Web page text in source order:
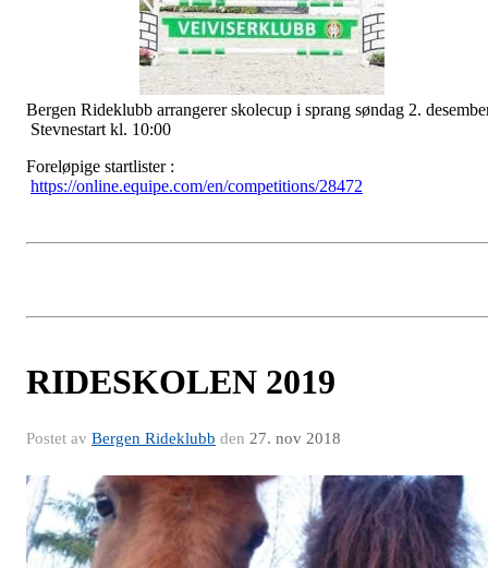
Bergen Rideklubb arrangerer skolecup i sprang søndag 2.
Stevnestart kl. 10:00
Foreløpige startlister :
https://online.equipe.com/en/competitions/28472
RIDESKOLEN 2019
Postet av Bergen Rideklubb den 27. nov 2018